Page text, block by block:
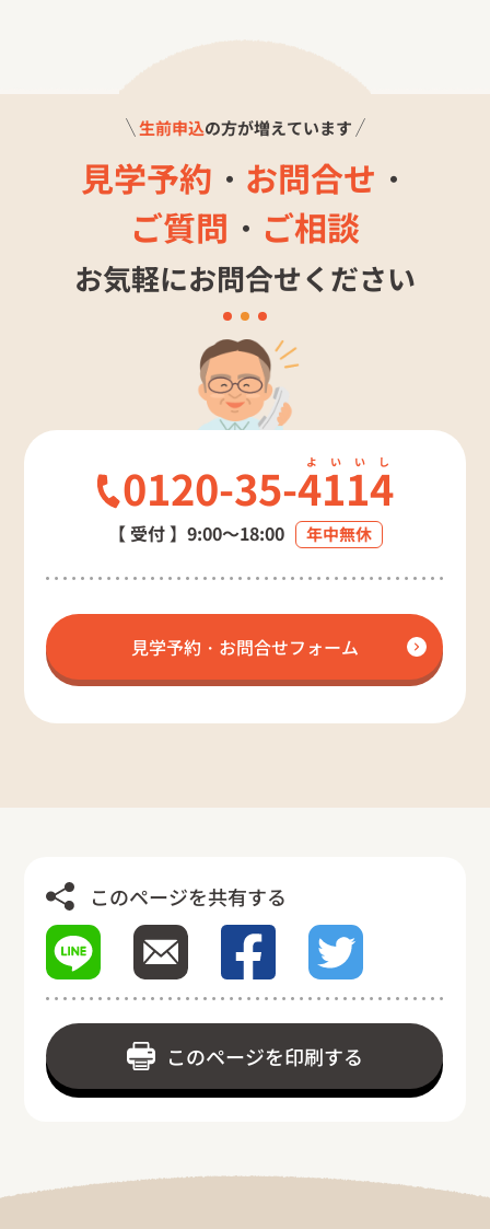
生前申込の方が増えています
見学予約 ・ お問合せ ・
ご質問 ・ ご相談
お気軽にお問合せください
0120-35-4114
【 受付 】 9:00～18:00 年中無休
見学予約・お問合せフォーム
このページを共有する
このページを印刷する